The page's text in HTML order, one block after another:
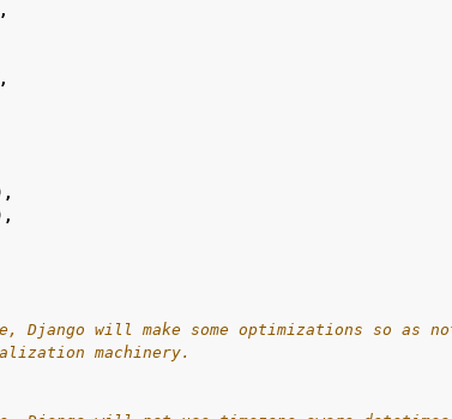
will make some optimizations so as
machinery.